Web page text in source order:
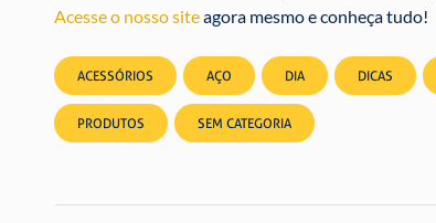
Acesse o nosso siteagora mesmo e conheça tudo!
ACESSÓRIOS AÇO DIA DICAS
PRODUTOS SEM CATEGORIA